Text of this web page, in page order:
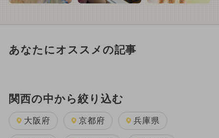
あなたにオススメの記事
関西の中から絞り込む
大阪府 京都府 兵庫県